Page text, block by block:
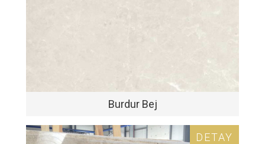
Burdur Bej
DETAY